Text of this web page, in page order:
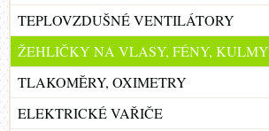
TEPLOVZDUŠNÉ VENTILÁTORY
ŽEHLIČKY NA VLASY, FÉNY, KULMY
TLAKOMĚRY, OXIMETRY
ELEKTRICKÉ VAŘIČE